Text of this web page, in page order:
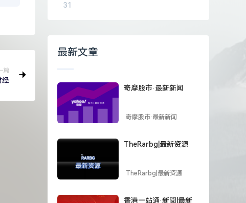
篇
经
31
最新文章
奇摩股市·最新新闻
奇摩股市·最新新闻
TheRarbg|最新资源
TheRarbg|最新资源
香港一站通·新聞|最新